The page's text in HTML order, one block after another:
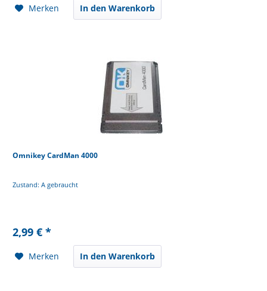
Merken In den Warenkorb
Omnikey CardMan 4000
Zustand: A gebraucht
2,99 € *
Merken In den Warenkorb